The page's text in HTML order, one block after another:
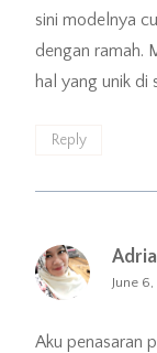
sini modelnya
dengan ramah.
hal yang unik di
Reply
June
Aku penasaran